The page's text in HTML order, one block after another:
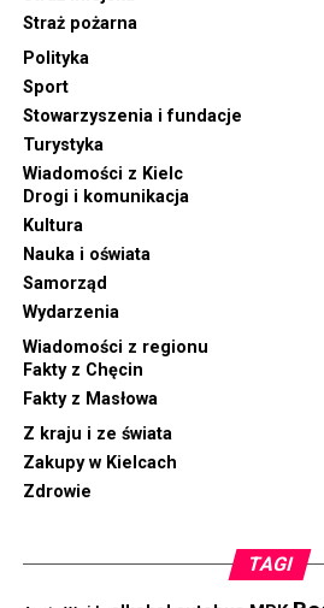
Straż pożarna
Polityka
Sport
Stowarzyszenia i fundacje
Turystyka
Wiadomości z Kielc
Drogi i komunikacja
Kultura
Nauka i oświata
Samorząd
Wydarzenia
Wiadomości z regionu
Fakty z Chęcin
Fakty z Masłowa
Z kraju i ze świata
Zakupy w Kielcach
Zdrowie
TAGI